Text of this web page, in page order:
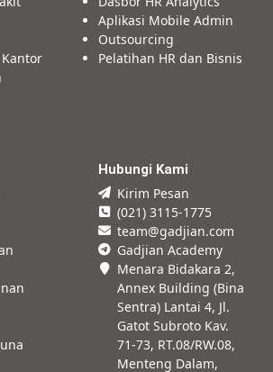
Aplikasi Mobile Admin
Outsourcing
Pelatihan HR dan Bisnis
Hubungi Kami
Kirim Pesan
(021) 3115-1775
team@gadjian.com
Gadjian Academy
Menara Bidakara 2,
Annex Building (Bina
Sentra) Lantai 4, Jl.
Gatot Subroto Kav.
71-73, RT.08/RW.08,
Menteng Dalam,